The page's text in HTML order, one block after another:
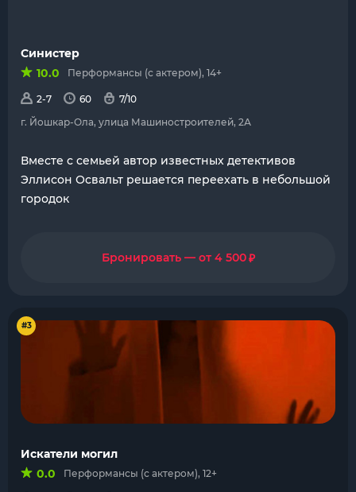
Синистер
10.0
Перформансы (с актером), 14+
2-7 60
7/10
г. Йошкар-Ола, улица Машиностроителей, 2А
Вместе с семьей автор известных детективов
Эллисон Освальт решается переехать в небольшой
городок
Бронировать — от 4 500₽
#3
Искатели могил
0.0
Перформансы (с актером), 12+